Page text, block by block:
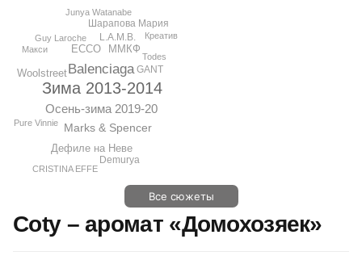
Зима 2013-2014
Balenciaga
Осень-зима 2019-20
Marks & Spencer
ММКФ
ECCO
Дефиле на Неве
Woolstreet
Шарапова Мария
Demurya
GANT
L.A.M.B.
Guy Laroche
Pure Vinnie
Junya Watanabe
Todes
Креатив
CRISTINA EFFE
Макси
Все сюжеты
Coty – аромат «Домохозяек»